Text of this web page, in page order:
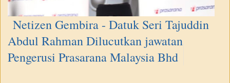
Netizen Gembira - Datuk Seri Tajuddin
Abdul Rahman Dilucutkan jawatan
Pengerusi Prasarana Malaysia Bhd